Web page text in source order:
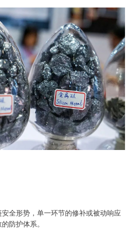
全形势，单一环节的修补或被动响应
防护体系。